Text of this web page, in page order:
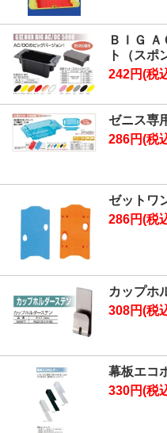
ＢＩＧ
ト（スポ
242円(税
ゼニス専
286円(税
ゼットワ
286円(税
カップホ
308円(税
幕板エコ
330円(税